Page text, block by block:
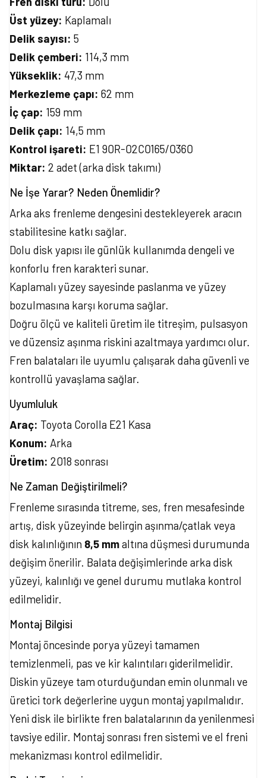
Üst yüzey: Kaplamalı
Delik sayısı: 5
Delik çemberi: 114,3 mm
Yükseklik: 47,3 mm
Merkezleme çapı: 62 mm
İç çap: 159 mm
Delik çapı: 14,5 mm
Kontrol işareti: E1 90R-02C0165/0360
Miktar: 2 adet (arka disk takımı)
Ne İşe Yarar? Neden Önemlidir?
Arka aks frenleme dengesini destekleyerek aracın
stabilitesine katkı sağlar.
Dolu disk yapısı ile günlük kullanımda dengeli ve
konforlu fren karakteri sunar.
Kaplamalı yüzey sayesinde paslanma ve yüzey
bozulmasına karşı koruma sağlar.
Doğru ölçü ve kaliteli üretim ile titreşim, pulsasyon
ve düzensiz aşınma riskini azaltmaya yardımcı olur.
Fren balataları ile uyumlu çalışarak daha güvenli ve
kontrollü yavaşlama sağlar.
Uyumluluk
Araç: Toyota Corolla E21 Kasa
Konum: Arka
Üretim: 2018 sonrası
Ne Zaman Değiştirilmeli?
Frenleme sırasında titreme, ses, fren mesafesinde
artış, disk yüzeyinde belirgin aşınma/çatlak veya
disk kalınlığının 8,5 mmaltına düşmesi durumunda
değişim önerilir. Balata değişimlerinde arka disk
yüzeyi, kalınlığı ve genel durumu mutlaka kontrol
edilmelidir.
Montaj Bilgisi
Montaj öncesinde porya yüzeyi tamamen
temizlenmeli, pas ve kir kalıntıları giderilmelidir.
Diskin yüzeye tam oturduğundan emin olunmalı ve
üretici tork değerlerine uygun montaj yapılmalıdır.
Yeni disk ile birlikte fren balatalarının da yenilenmesi
tavsiye edilir. Montaj sonrası fren sistemi ve el freni
mekanizması kontrol edilmelidir.